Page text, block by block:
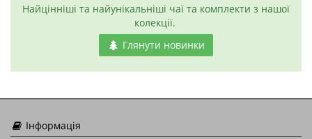
Найцінніші та найунікальніші чаї та комплекти з нашої
колекції.
Глянути новинки
Інформація